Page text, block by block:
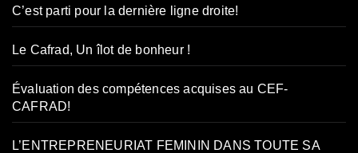
C’est parti pour la dernière ligne droite!
Le Cafrad, Un îlot de bonheur !
Évaluation des compétences acquises au CEF-
CAFRAD!
L’ENTREPRENEURIAT FEMININ DANS TOUTE SA